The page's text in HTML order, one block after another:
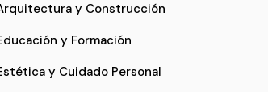
y Construcción
y Formación
y Cuidado Personal